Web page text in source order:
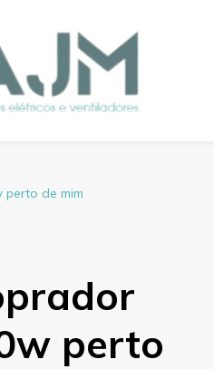
Ventiladores
de mim
perto